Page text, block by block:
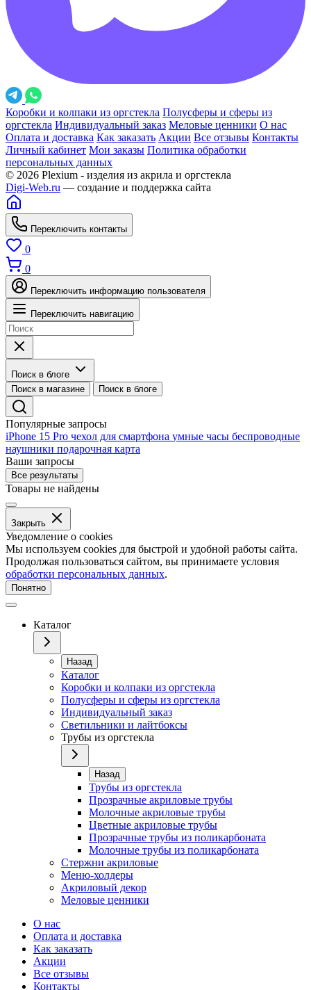
Коробки и колпаки из оргстекла Полусферы и сферы из
оргстекла Индивидуальный заказ Меловые ценники О нас
Оплата и доставка Как заказать Акции Все отзывы Контакты
Личный кабинет Мои заказы Политика обработки
персональных данных
© 2026 Plexium - изделия из акрила и оргстекла
Digi-Web.ru — создание и поддержка сайта
Переключить контакты
0
0
Переключить информацию пользователя
Переключить навигацию
Поиск в блоге
Поиск в магазине
Поиск в блоге
Популярные запросы
iPhone 15 Pro чехол для смартфона умные часы беспроводные
наушники подарочная карта
Ваши запросы
Все результаты
Товары не найдены
Закрыть
Уведомление о cookies
Мы используем cookies для быстрой и удобной работы сайта.
Продолжая пользоваться сайтом, вы принимаете условия
обработки персональных данных.
Понятно
Каталог
Назад
Каталог
Коробки и колпаки из оргстекла
Полусферы и сферы из оргстекла
Индивидуальный заказ
Светильники и лайтбоксы
Трубы из оргстекла
Назад
Трубы из оргстекла
Прозрачные акриловые трубы
Молочные акриловые трубы
Цветные акриловые трубы
Прозрачные трубы из поликарбоната
Молочные трубы из поликарбоната
Стержни акриловые
Меню-холдеры
Акриловый декор
Меловые ценники
О нас
Оплата и доставка
Как заказать
Акции
Все отзывы
Контакты​